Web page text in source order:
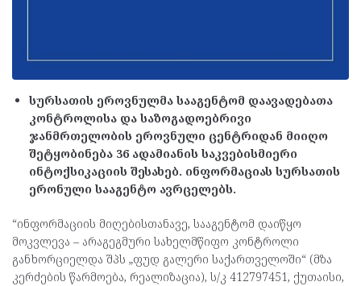
სურსათის ეროვნულმა სააგენტომ დაავადებათა
კონტროლისა და საზოგადოებრივი
ჯანმრთელობის ეროვნული ცენტრიდან მიიღო
შეტყობინება 36 ადამიანის საკვებისმიერი
ინტოქსიკაციის შესახებ. ინფორმაციას სურსათის
ერონული სააგენტო ავრცელებს.
“ინფორმაციის მიღებისთანავე, სააგენტომ დაიწყო
მოკვლევა – არაგეგმური სახელმწიფო კონტროლი
განხორციელდა შპს „ფუდ გალერი საქართველოში“ (მზა
კერძების წარმოება, რეალიზაცია), ს/კ 412797451, ქუთაისი,